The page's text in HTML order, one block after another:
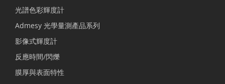
光譜色彩輝度計
Admesy 光學量測產品系列
影像式輝度計
反應時間/閃爍
膜厚與表面特性